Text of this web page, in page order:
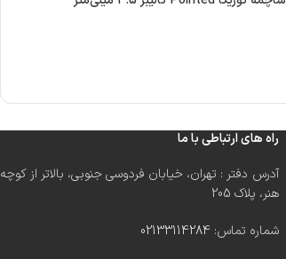
راه های ارتباطی با ما
آدرس دفتر : تهران، خیابان فردوسی جنوبی، بالاتر از کوچه
هنر، پلاک 205
شماره تماس: 02133114284